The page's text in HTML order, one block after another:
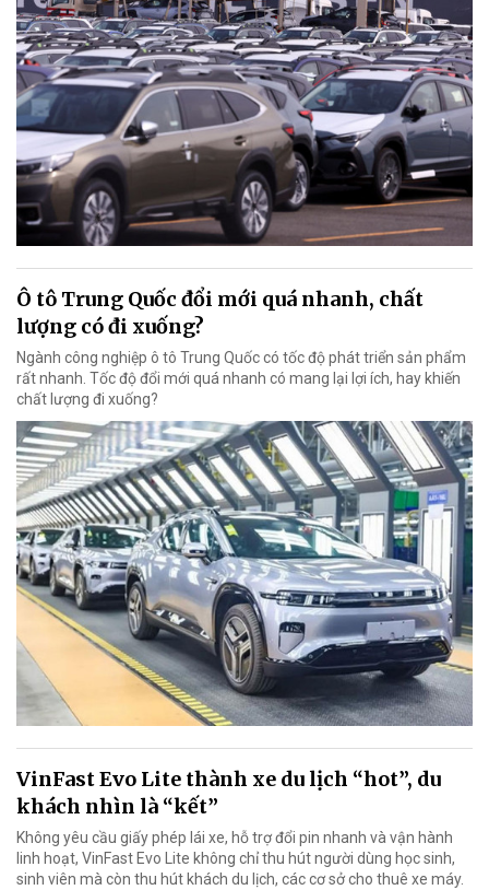
Ô tô Trung Quốc đổi mới quá nhanh, chất
lượng có đi xuống?
Ngành công nghiệp ô tô Trung Quốc có tốc độ phát triển sản phẩm
rất nhanh. Tốc độ đổi mới quá nhanh có mang lại lợi ích, hay khiến
chất lượng đi xuống?
VinFast Evo Lite thành xe du lịch “hot”, du
khách nhìn là “kết”
Không yêu cầu giấy phép lái xe, hỗ trợ đổi pin nhanh và vận hành
linh hoạt, VinFast Evo Lite không chỉ thu hút người dùng học sinh,
sinh viên mà còn thu hút khách du lịch, các cơ sở cho thuê xe máy.